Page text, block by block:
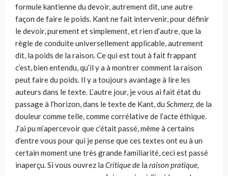
formule kantienne du devoir, autrement dit, une autre
façon de faire le poids. Kant ne fait intervenir, pour définir
le devoir, purement et simplement, et rien d’autre, que la
règle de conduite universellement applicable, autrement
dit, la poids de la raison. Ce qui est tout à fait frappant
c’est, bien entendu, qu’il y a à montrer comment la rai­son
peut faire du poids. Il y a toujours avantage à lire les
auteurs dans le texte. L’autre jour, je vous ai fait état du
passage à l’horizon, dans le texte de Kant, du Schmerz, de la
douleur comme telle, comme corrélative de l’acte éthique.
J’ai pu m’apercevoir que c’était passé, même à certains
d’entre vous pour qui je pense que ces textes ont eu à un
certain moment une très grande familiarité, ceci est passé
inaperçu. Si vous ouvrez la Critique de la raison pratique,